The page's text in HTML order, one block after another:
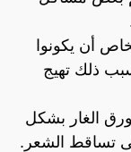
أن يكونوا
ذلك تهيج
الغار بشكل
تساقط الشعر.